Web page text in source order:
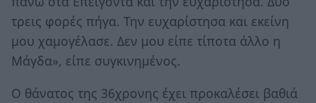
τρεις φορές πήγα. Την ευχαρίστησα και εκείνη
μου χαμογέλασε. Δεν μου είπε τίποτα άλλο η
Μάγδα», είπε συγκινημένος.
Ο θάνατος της 36χρονης έχει προκαλέσει βαθιά